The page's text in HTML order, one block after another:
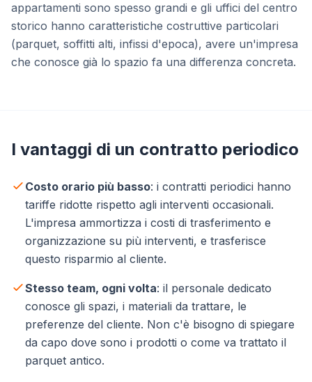
appartamenti sono spesso grandi e gli uffici del centro
storico hanno caratteristiche costruttive particolari
(parquet, soffitti alti, infissi d'epoca), avere un'impresa
che conosce già lo spazio fa una differenza concreta.
I vantaggi di un contratto periodico
Costo orario più basso: i contratti periodici hanno
tariffe ridotte rispetto agli interventi occasionali.
L'impresa ammortizza i costi di trasferimento e
organizzazione su più interventi, e trasferisce
questo risparmio al cliente.
Stesso team, ogni volta: il personale dedicato
conosce gli spazi, i materiali da trattare, le
preferenze del cliente. Non c'è bisogno di spiegare
da capo dove sono i prodotti o come va trattato il
parquet antico.